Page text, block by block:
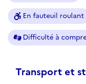
En fauteuil roulant
Difficulté à
Transport et